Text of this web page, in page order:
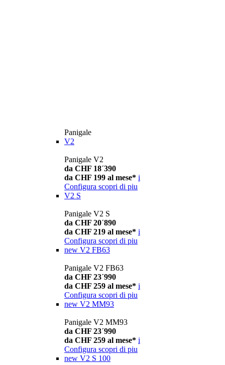
Panigale
V2
Panigale V2
da CHF 18´390
da CHF 199 al mese* i
Configura scopri di piu
V2 S
Panigale V2 S
da CHF 20´890
da CHF 219 al mese* i
Configura scopri di piu
new V2 FB63
Panigale V2 FB63
da CHF 23´990
da CHF 259 al mese* i
Configura scopri di piu
new V2 MM93
Panigale V2 MM93
da CHF 23´990
da CHF 259 al mese* i
Configura scopri di piu
new V2 S 100